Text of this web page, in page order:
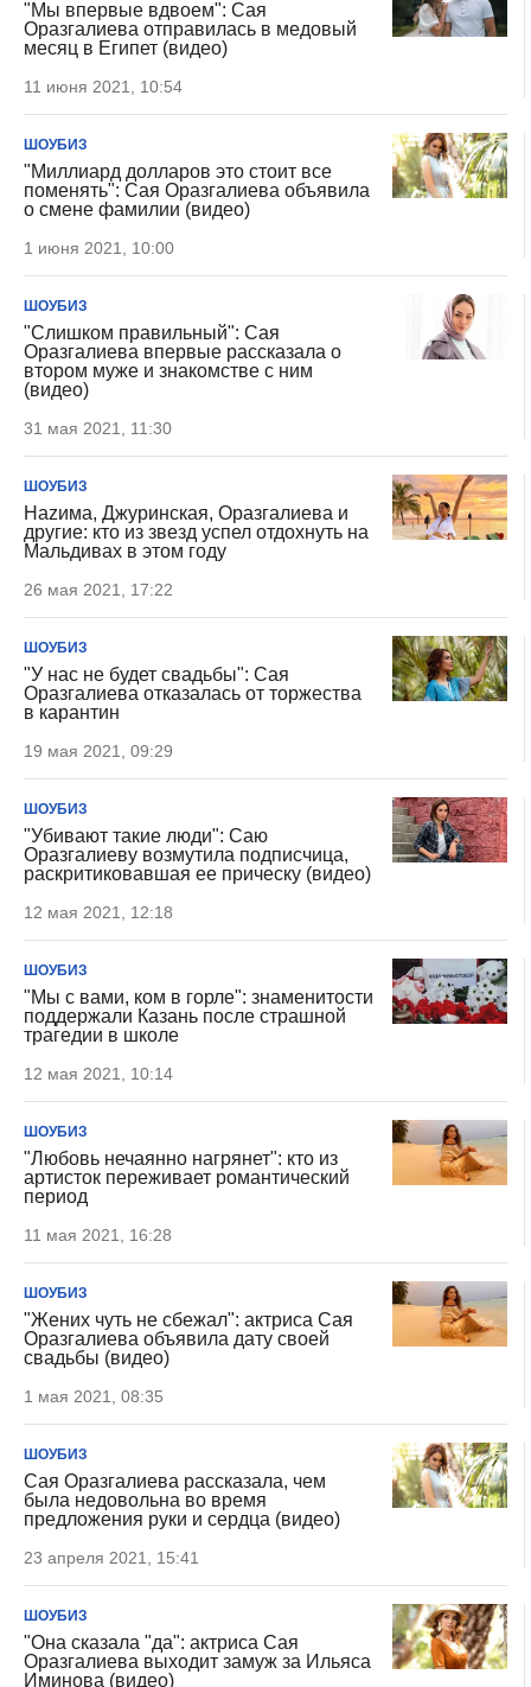
"Мы впервые вдвоем": Сая
Оразгалиева отправилась в медовый
месяц в Египет (видео)
11 июня 2021, 10:54
ШОУБИЗ
"Миллиард долларов это стоит все
поменять": Сая Оразгалиева объявила
о смене фамилии (видео)
1 июня 2021, 10:00
ШОУБИЗ
"Слишком правильный": Сая
Оразгалиева впервые рассказала о
втором муже и знакомстве с ним
(видео)
31 мая 2021, 11:30
ШОУБИЗ
Наzима, Джуринская, Оразгалиева и
другие: кто из звезд успел отдохнуть на
Мальдивах в этом году
26 мая 2021, 17:22
ШОУБИЗ
"У нас не будет свадьбы": Сая
Оразгалиева отказалась от торжества
в карантин
19 мая 2021, 09:29
ШОУБИЗ
"Убивают такие люди": Саю
Оразгалиеву возмутила подписчица,
раскритиковавшая ее прическу (видео)
12 мая 2021, 12:18
ШОУБИЗ
"Мы с вами, ком в горле": знаменитости
поддержали Казань после страшной
трагедии в школе
12 мая 2021, 10:14
ШОУБИЗ
"Любовь нечаянно нагрянет": кто из
артисток переживает романтический
период
11 мая 2021, 16:28
ШОУБИЗ
"Жених чуть не сбежал": актриса Сая
Оразгалиева объявила дату своей
свадьбы (видео)
1 мая 2021, 08:35
ШОУБИЗ
Сая Оразгалиева рассказала, чем
была недовольна во время
предложения руки и сердца (видео)
23 апреля 2021, 15:41
ШОУБИЗ
"Она сказала "да": актриса Сая
Оразгалиева выходит замуж за Ильяса
Иминова (видео)